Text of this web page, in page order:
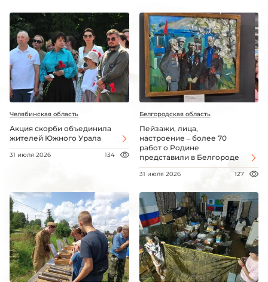
Челябинская область
Акция скорби объединила
жителей Южного Урала
31 июля 2026 134
Белгородская область
Пейзажи, лица,
настроение – более 70
работ о Родине
представили в Белгороде
31 июля 2026 127